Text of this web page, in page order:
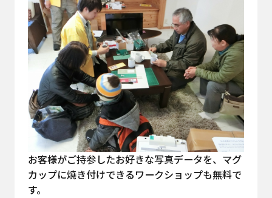
お客様がご持参したお好きな写真データを、マグ
カップに焼き付けできるワークショップも無料で
す。